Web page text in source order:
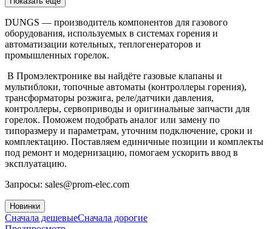
DUNGS — производитель компонентов для газового
оборудования, используемых в системах горения и
автоматизации котельных, теплогенераторов и
промышленных горелок.
В Промэлектронике вы найдёте газовые клапаны и
мультиблоки, топочные автоматы (контроллеры горения),
трансформаторы розжига, реле/датчики давления,
контроллеры, сервоприводы и оригинальные запчасти для
горелок. Поможем подобрать аналог или замену по
типоразмеру и параметрам, уточним подключение, сроки и
комплектацию. Поставляем единичные позиции и комплекты
под ремонт и модернизацию, помогаем ускорить ввод в
эксплуатацию.
Запросы: sales@prom-elec.com
Новинки
Сначала дешевыеСначала дорогие